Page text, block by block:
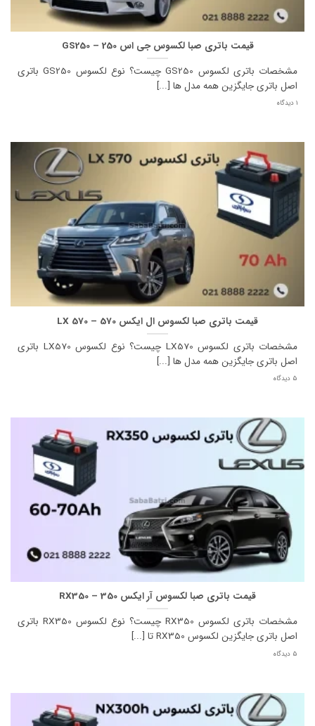
قیمت باتری صبا لکسوس جی اس 250 – GS250
مشخصات باتری لکسوس GS250 چیست؟ نوع لکسوس GS250 باتری
اصل باتری جایگزین همه مدل ها [...]
1 دیدگاه
قیمت باتری صبا لکسوس ال ایکس 570 – LX 570
مشخصات باتری لکسوس LX570 چیست؟ نوع لکسوس LX570 باتری
اصل باتری جایگزین همه مدل ها [...]
5 دیدگاه
قیمت باتری صبا لکسوس آر ایکس 350 – RX350
مشخصات باتری لکسوس RX350 چیست؟ نوع لکسوس RX350 باتری
اصل باتری جایگزین لکسوس RX350 تا [...]
5 دیدگاه